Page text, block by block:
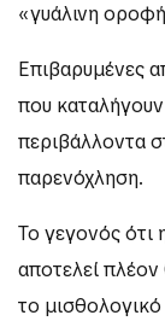
«γυάλινη
Επιβαρυμένες
που
περιβάλλοντα
παρενόχληση.
Το γεγονός ότι
αποτελεί
το μισθολογικό